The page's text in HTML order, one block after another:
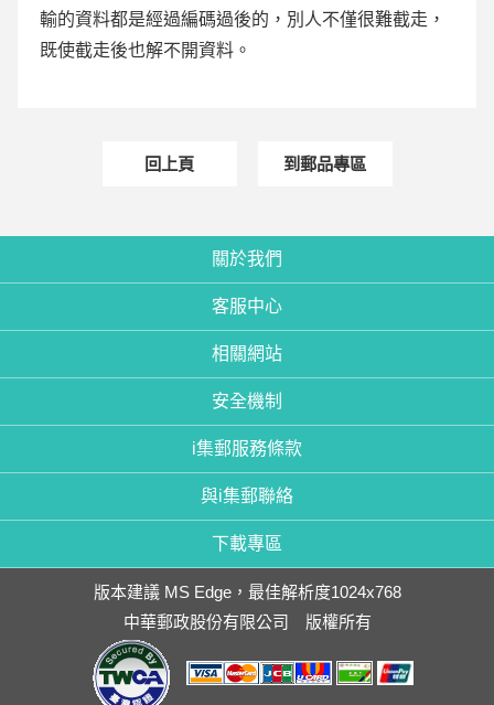
輸的資料都是經過編碼過後的，別人不僅很難截走，
既使截走後也解不開資料。
回上頁 到郵品專區
關於我們
客服中心
相關網站
安全機制
i集郵服務條款
與i集郵聯絡
下載專區
版本建議 MS Edge，最佳解析度1024x768
中華郵政股份有限公司 版權所有